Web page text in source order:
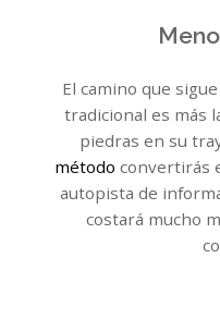
El camino que
tradicional es más
piedras en su
método convertirás
autopista de
costará mucho